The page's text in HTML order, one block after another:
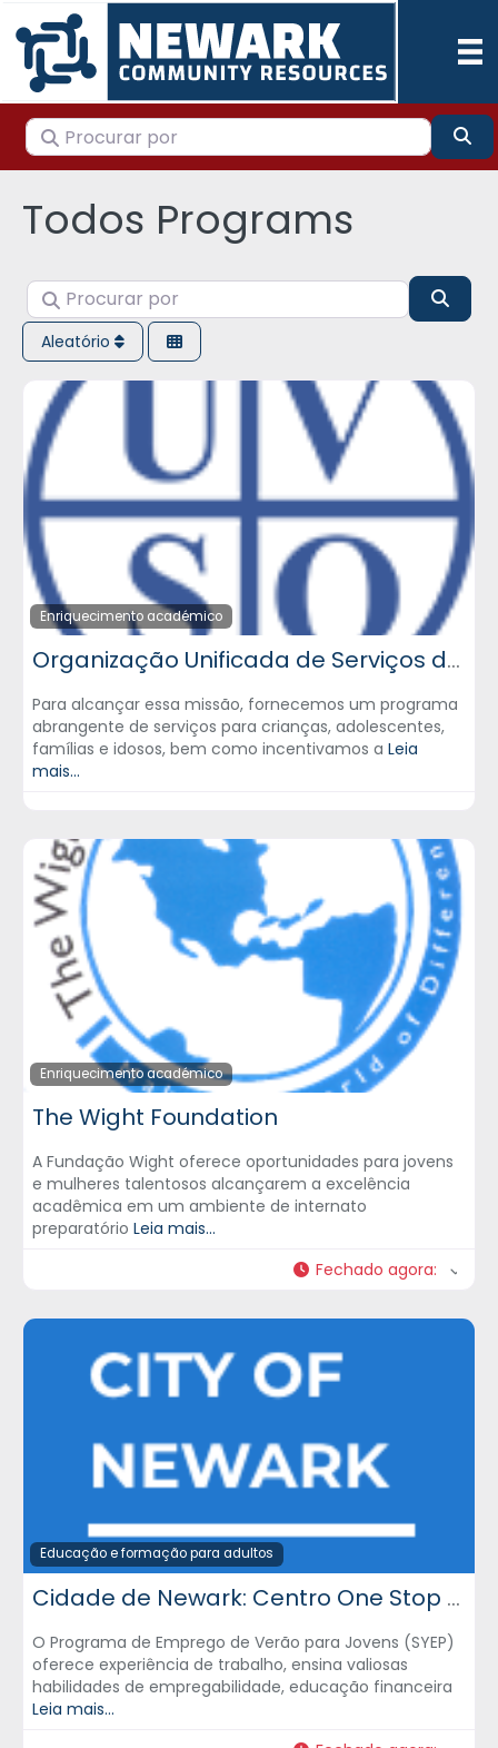
Procurar por
Todos Programs
Procurar por
Aleatório
Enriquecimento académico
Organização Unificada de Serviços de Vailsburg – UVSO
Para alcançar essa missão, fornecemos um programa
abrangente de serviços para crianças, adolescentes,
famílias e idosos, bem como incentivamos a Leia
mais...
Enriquecimento académico
The Wight Foundation
A Fundação Wight oferece oportunidades para jovens
e mulheres talentosos alcançarem a excelência
acadêmica em um ambiente de internato
preparatório Leia mais...
Fechado agora:
Educação e formação para adultos
Cidade de Newark: Centro One Stop de Carreira para Jovens
O Programa de Emprego de Verão para Jovens (SYEP)
oferece experiência de trabalho, ensina valiosas
habilidades de empregabilidade, educação financeira
Leia mais...